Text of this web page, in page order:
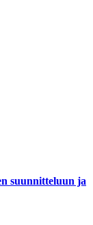
suunnitteluun ja